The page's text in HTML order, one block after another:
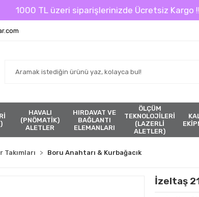
1000 TL üzeri siparişlerinizde Ücretsiz Kargo !!
HAVALI
(PNÖMATİK)
ALETLER
HIRDAVAT VE
BAĞLANTI
ELEMANLARI
ÖLÇÜM
TEKNOLOJİLERİ
(LAZERLİ
ALETLER)
Boru Anahtarı & Kurbağacık
İzeltaş